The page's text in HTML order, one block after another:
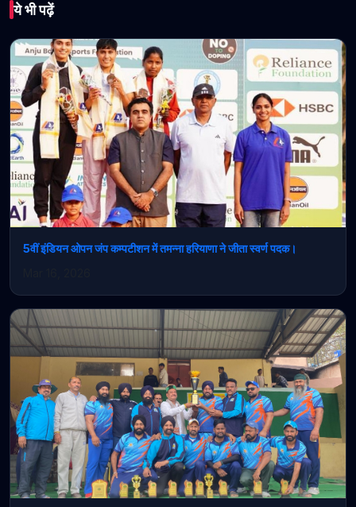
फर्जी रग्बी प्रतियोगिता पर बड़ा
खुलासा: रग्बी इंडिया ने दी
चेतावनी, कानूनी नोटिस जारी
February 20, 2026 • 1 min read
ये भी पढ़ें
5वीं इंडियन ओपन जंप कम्पटीशन में तमन्ना हरियाणा ने जीता स्वर्ण पदक।